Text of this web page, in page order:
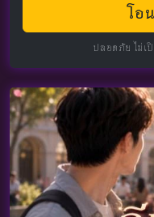
โอ
ปลอดภัย ไม่เ